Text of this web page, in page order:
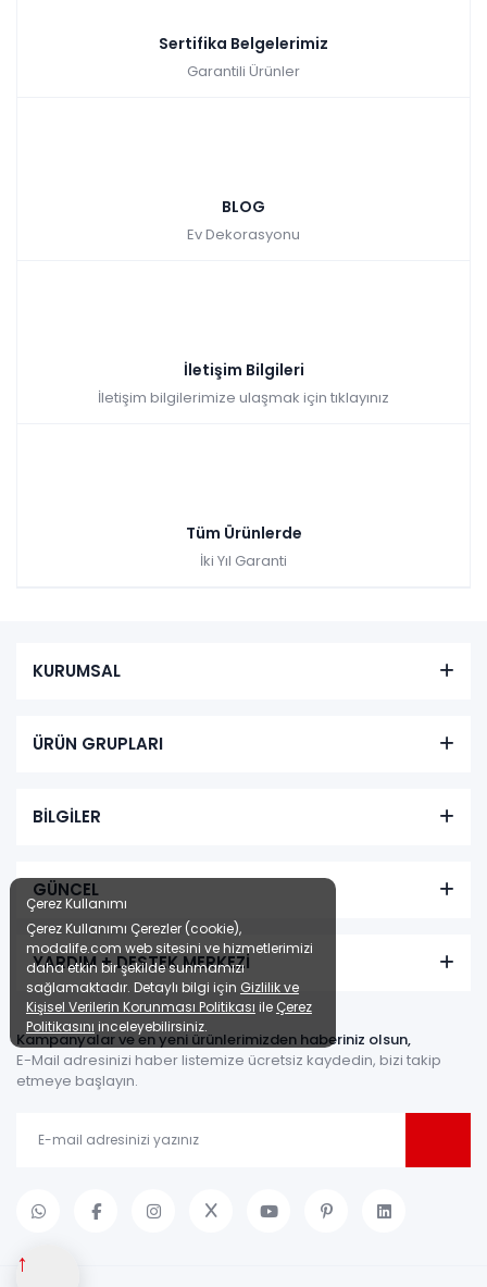
↑
Sertifika Belgelerimiz
Garantili Ürünler
BLOG
Ev Dekorasyonu
İletişim Bilgileri
İletişim bilgilerimize ulaşmak için tıklayınız
Tüm Ürünlerde
İki Yıl Garanti
KURUMSAL
ÜRÜN GRUPLARI
BİLGİLER
GÜNCEL
YARDIM + DESTEK MERKEZİ
Kampanyalar ve en yeni ürünlerimizden haberiniz olsun,
E-Mail adresinizi haber listemize ücretsiz kaydedin, bizi takip
etmeye başlayın.
Çerez Kullanımı
Çerez Kullanımı Çerezler (cookie),
modalife.com web sitesini ve hizmetlerimizi
daha etkin bir şekilde sunmamızı
sağlamaktadır. Detaylı bilgi için Gizlilik ve
Kişisel Verilerin Korunması Politikası ile Çerez
Politikasını inceleyebilirsiniz.